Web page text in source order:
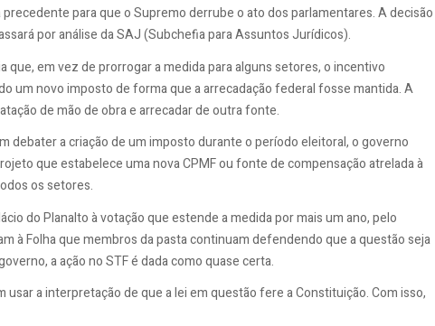
para que o Supremo derrube o ato dos parlamentares. A decisão
por análise da SAJ (Subchefia para Assuntos Jurídicos).
que, em vez de prorrogar a medida para alguns setores, o incentivo
um novo imposto de forma que a arrecadação federal fosse mantida. A
de mão de obra e arrecadar de outra fonte.
debater a criação de um imposto durante o período eleitoral, o governo
que estabelece uma nova CPMF ou fonte de compensação atrelada à
os setores.
do Planalto à votação que estende a medida por mais um ano, pelo
à Folha que membros da pasta continuam defendendo que a questão seja
a ação no STF é dada como quase certa.
usar a interpretação de que a lei em questão fere a Constituição. Com isso,